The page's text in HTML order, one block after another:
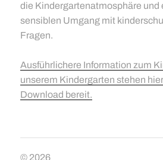
die Kindergartenatmosphäre und
sensiblen Umgang mit
Fragen.
Ausführlichere Information zum
unserem Kindergarten stehen
Download bereit.
© 2026